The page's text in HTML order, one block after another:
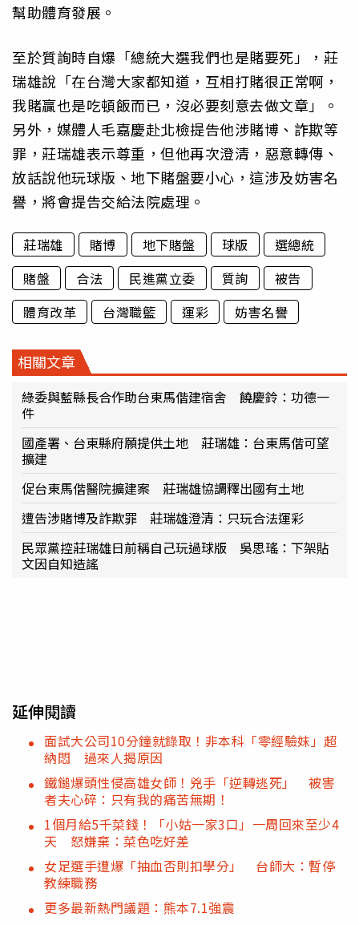
幫助體育發展。
至於質詢時自爆「總統大選我們也是賭要死」，莊
瑞雄說「在台灣大家都知道，互相打賭很正常啊，
我賭贏也是吃頓飯而已，沒必要刻意去做文章」。
另外，媒體人毛嘉慶赴北檢提告他涉賭博、詐欺等
罪，莊瑞雄表示尊重，但他再次澄清，惡意轉傳、
放話說他玩球版、地下賭盤要小心，這涉及妨害名
譽，將會提告交給法院處理。
莊瑞雄 賭博 地下賭盤 球版
選總統
賭盤
合法 民進黨立委 質詢
被告
體育改革
台灣職籃 運彩 妨害名譽
相關文章
綠委與藍縣長合作助台東馬偕建宿舍 饒慶鈴：功德一
件
國產署、台東縣府願提供土地 莊瑞雄：台東馬偕可望
擴建
促台東馬偕醫院擴建案 莊瑞雄協調釋出國有土地
遭告涉賭博及詐欺罪 莊瑞雄澄清：只玩合法運彩
民眾黨控莊瑞雄日前稱自己玩過球版 吳思瑤：下架貼
文因自知造謠
延伸閱讀
面試大公司10分鐘就錄取！非本科「零經驗妹」超
納悶 過來人揭原因
鐵鎚爆頭性侵高雄女師！兇手「逆轉逃死」 被害
者夫心碎：只有我的痛苦無期！
1個月給5千菜錢！「小姑一家3口」一周回來至少4
天 怒嫌棄：菜色吃好差
女足選手遭爆「抽血否則扣學分」 台師大：暫停
教練職務
更多最新熱門議題：熊本7.1強震